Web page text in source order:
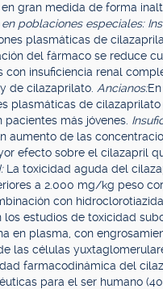
gran medida de forma
poblaciones especiales:
plasmáticas de
del fármaco se reduce
con insuficiencia renal
de cilazaprilato. Ancianos:
plasmáticas de
pacientes más jóvenes.
aumento de las
efecto sobre el cilazapril
La toxicidad aguda del
a 2.000 mg/kg peso
con
estudios de toxicidad
en plasma, con
las células
farmacodinámica del
para el ser humano